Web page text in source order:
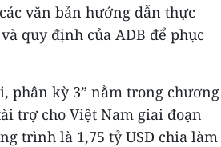
văn bản hướng dẫn thực
quy định của ADB để phục
phân kỳ 3” nằm trong chương
trợ cho Việt Nam giai đoạn
trình là 1,75 tỷ USD chia làm